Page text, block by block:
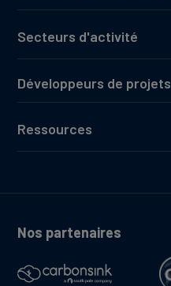
Secteurs d'activité
Développeurs de projets
Ressources
Nos partenaires